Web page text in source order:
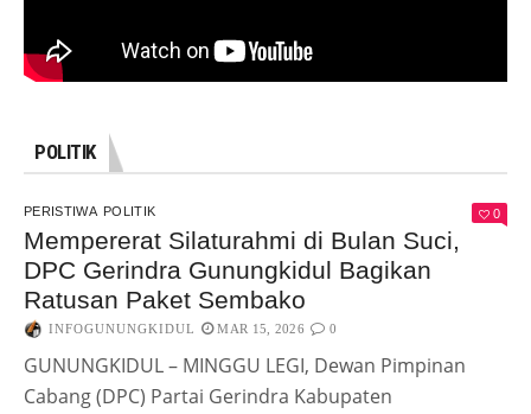
POLITIK
PERISTIWA POLITIK 0
Mempererat Silaturahmi di Bulan Suci,
DPC Gerindra Gunungkidul Bagikan
Ratusan Paket Sembako
INFOGUNUNGKIDUL MAR 15, 2026 0
GUNUNGKIDUL – MINGGU LEGI, Dewan Pimpinan
Cabang (DPC) Partai Gerindra Kabupaten